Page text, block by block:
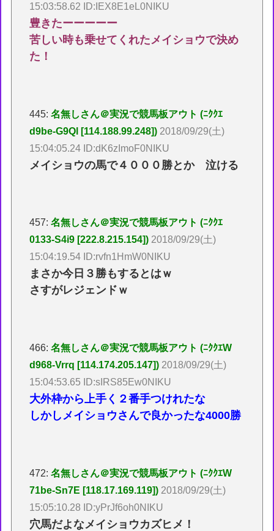
15:03:58.62 ID:IEX8E1eL0NIKU
豊きたーーーーー
苦しい時も乗せてくれたメイショウで決め
た！
445:名無しさん＠実況で競馬板アウト (ﾆｸｸｴ
d9be-G9Ql [114.188.99.248]) 2018/09/29(土)
15:04:05.24 ID:dK6zImoF0NIKU
メイショウの馬で４０００勝とか 泣ける
457:名無しさん＠実況で競馬板アウト (ﾆｸｸｴ
0133-S4i9 [222.8.215.154]) 2018/09/29(土)
15:04:19.54 ID:rvfn1HmW0NIKU
まさか今日３勝もするとはｗ
さすがレジェンドｗ
466:名無しさん＠実況で競馬板アウト (ﾆｸｸｴW
d968-Vrrq [114.174.205.147]) 2018/09/29(土)
15:04:53.65 ID:sIRS85Ew0NIKU
大外枠から上手く２番手つけれたな
しかしメイショウさんで良かったな4000勝
472:名無しさん＠実況で競馬板アウト (ﾆｸｸｴW
71be-Sn7E [118.17.169.119]) 2018/09/29(土)
15:05:10.28 ID:yPrJf6oh0NIKU
穴馬だよなメイショウカズヒメ！